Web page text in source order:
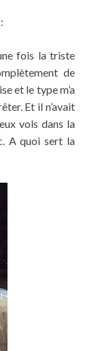
fois la triste
de
et le type m’a
Et il n’avait
vols dans la
A quoi sert la